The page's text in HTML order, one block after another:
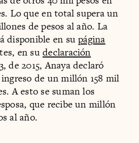
Lo que en total supera un
de pesos al año. La
disponible en supágina
en sudeclaración
, de 2015, Anaya declaró
de un millón 158 mil
A esto se suman los
que recibe un millón
al año.